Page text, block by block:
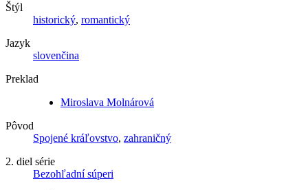
Štýl
historický, romantický
Jazyk
slovenčina
Preklad
Miroslava Molnárová
Pôvod
Spojené kráľovstvo, zahraničný
2. diel série
Bezohľadní súperi